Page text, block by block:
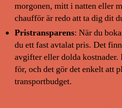
morgonen, mitt i natten eller
chaufför är redo att ta dig dit
Pristransparens: När du
du ett fast avtalat pris. Det
avgifter eller dolda kostnader.
för, och det gör det enkelt att
transportbudget.